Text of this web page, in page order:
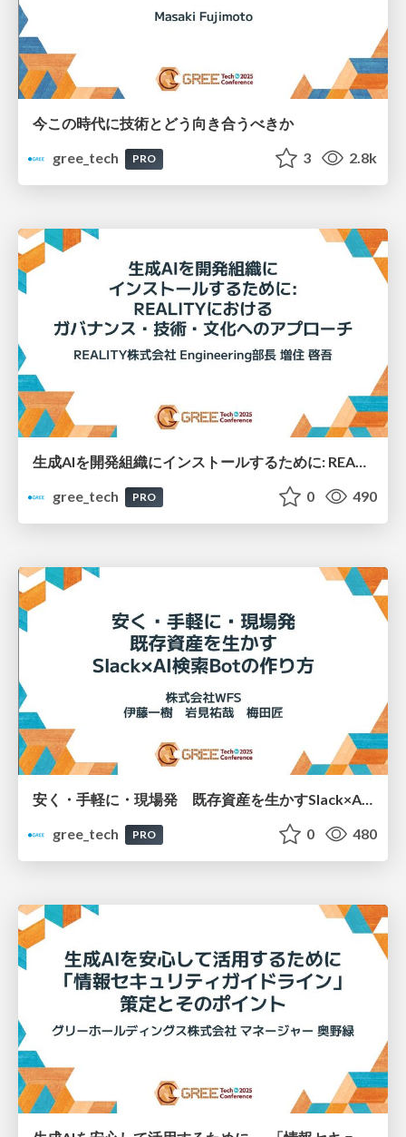
今この時代に技術とどう向き合うべきか
gree_tech
PRO 3 2.8k
生成AIを開発組織にインストールするために: REALITYにおけるガバナンス・技術・文化へのアプローチ
gree_tech
PRO 0 490
安く・手軽に・現場発 既存資産を生かすSlack×AI検索Botの作り方
gree_tech
PRO 0 480